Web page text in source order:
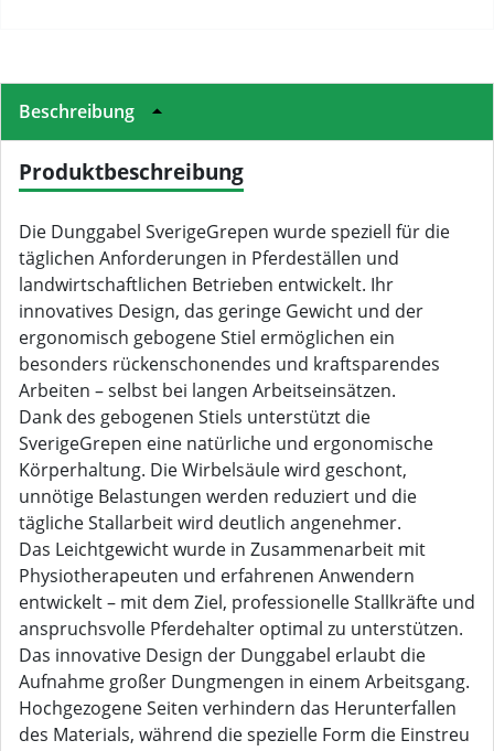
Beschreibung
Produktbeschreibung
Die Dunggabel SverigeGrepen wurde speziell für die
täglichen Anforderungen in Pferdeställen und
landwirtschaftlichen Betrieben entwickelt. Ihr
innovatives Design, das geringe Gewicht und der
ergonomisch gebogene Stiel ermöglichen ein
besonders rückenschonendes und kraftsparendes
Arbeiten – selbst bei langen Arbeitseinsätzen.
Dank des gebogenen Stiels unterstützt die
SverigeGrepen eine natürliche und ergonomische
Körperhaltung. Die Wirbelsäule wird geschont,
unnötige Belastungen werden reduziert und die
tägliche Stallarbeit wird deutlich angenehmer.
Das Leichtgewicht wurde in Zusammenarbeit mit
Physiotherapeuten und erfahrenen Anwendern
entwickelt – mit dem Ziel, professionelle Stallkräfte und
anspruchsvolle Pferdehalter optimal zu unterstützen.
Das innovative Design der Dunggabel erlaubt die
Aufnahme großer Dungmengen in einem Arbeitsgang.
Hochgezogene Seiten verhindern das Herunterfallen
des Materials, während die spezielle Form die Einstreu